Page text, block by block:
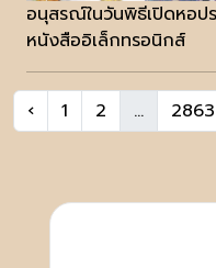
อนุสรณ์ในวันพิธีเปิดหอป
หนังสืออิเล็กทรอนิกส์
‹ 1 2 ... 2863